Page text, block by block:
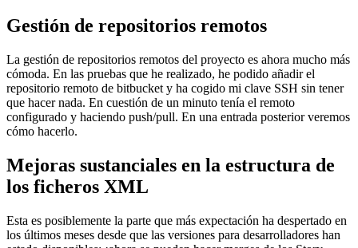
Gestión de repositorios remotos
La gestión de repositorios remotos del proyecto es ahora mucho más
cómoda. En las pruebas que he realizado, he podido añadir el
repositorio remoto de bitbucket y ha cogido mi clave SSH sin tener
que hacer nada. En cuestión de un minuto tenía el remoto
configurado y haciendo push/pull. En una entrada posterior veremos
cómo hacerlo.
Mejoras sustanciales en la estructura de
los ficheros XML
Esta es posiblemente la parte que más expectación ha despertado en
los últimos meses desde que las versiones para desarrolladores han